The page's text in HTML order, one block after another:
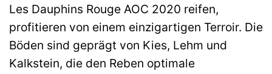
Les Dauphins Rouge AOC 2020 reifen,
profitieren von einem einzigartigen Terroir. Die
Böden sind geprägt von Kies, Lehm und
Kalkstein, die den Reben optimale